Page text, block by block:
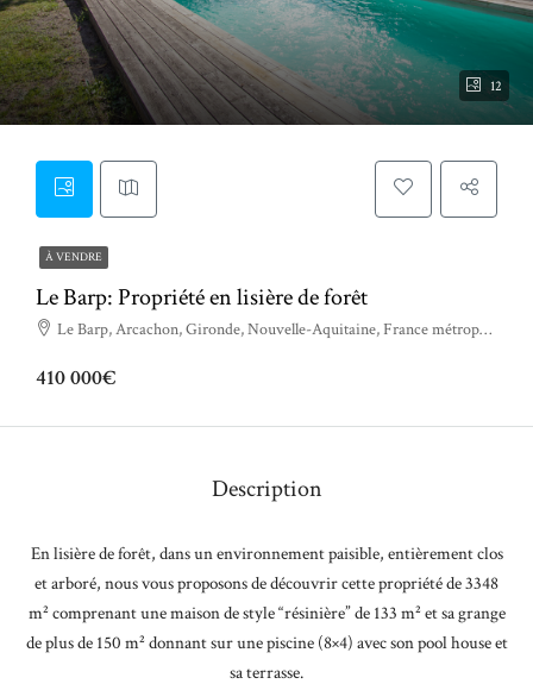
12
À VENDRE
Le Barp: Propriété en lisière de forêt
Le Barp, Arcachon, Gironde, Nouvelle-Aquitaine, France métropolitaine, 33114, France
410 000€
Description
En lisière de forêt, dans un environnement paisible, entièrement clos
et arboré, nous vous proposons de découvrir cette propriété de 3348
m² comprenant une maison de style “résinière” de 133 m² et sa grange
de plus de 150 m² donnant sur une piscine (8×4) avec son pool house et
sa terrasse.